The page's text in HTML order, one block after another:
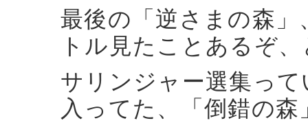
最後の「逆さまの森
トル見たことあるぞ
サリンジャー選集っ
入ってた、「倒錯の